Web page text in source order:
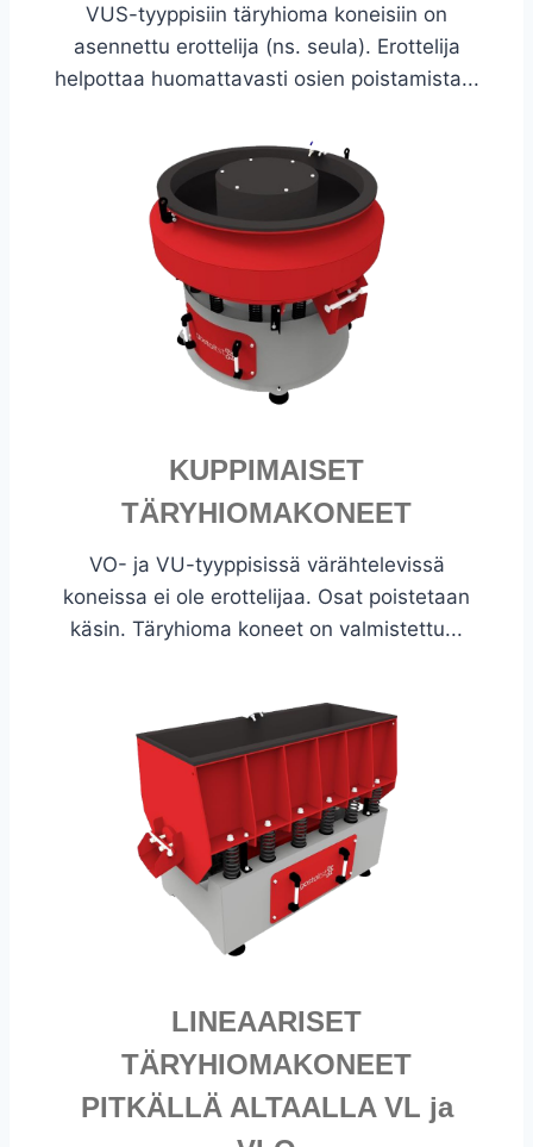
VUS-tyyppisiin täryhioma koneisiin on
asennettu erottelija (ns. seula). Erottelija
helpottaa huomattavasti osien poistamista...
KUPPIMAISET
TÄRYHIOMAKONEET
VO- ja VU-tyyppisissä värähtelevissä
koneissa ei ole erottelijaa. Osat poistetaan
käsin. Täryhioma koneet on valmistettu...
LINEAARISET
TÄRYHIOMAKONEET
PITKÄLLÄ ALTAALLA VL ja